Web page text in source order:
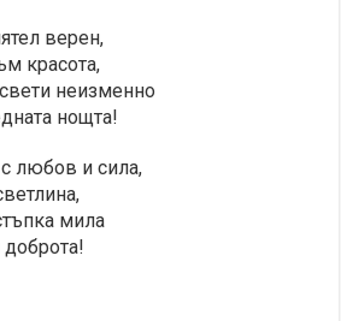
верен,
красота,
неизменно
нощта!
любов и сила,
мила